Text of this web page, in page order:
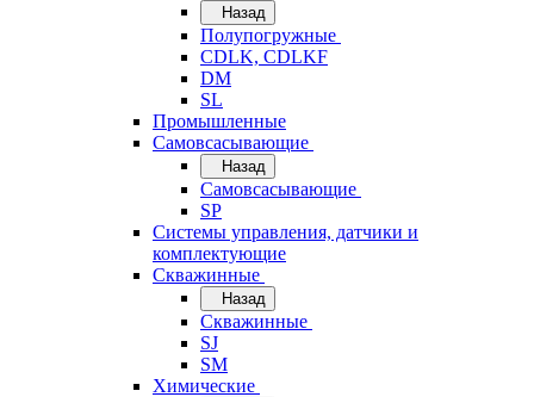
Назад
Полупогружные
CDLK, CDLKF
DM
SL
Промышленные
Самовсасывающие
Назад
Самовсасывающие
SP
Системы управления, датчики и
комплектующие
Скважинные
Назад
Скважинные
SJ
SM
Химические